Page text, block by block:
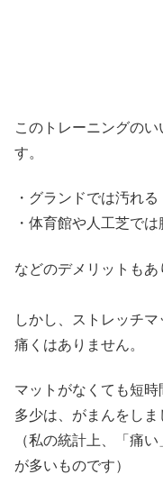
このトレーニングの
す。
・グランドでは汚れる
・体育館や人工芝で
などのデメリットもあ
しかし、ストレッチ
痛くはありません。
マットがなくても短時
多少は、がまんをしま
（私の統計上、「痛
が多いものです）